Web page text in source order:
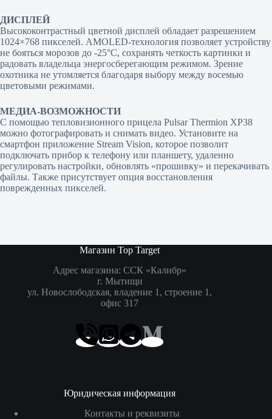
ДИСПЛЕЙ
Высококонтрастный цветной дисплей обладает разрешением
1024×768 пикселей. AMOLED-технология позволяет устройству
не бояться морозов до -25°C, сохранять четкость картинки и
радовать владельца энергосберегающим режимом. Зрение
охотника не утомляется благодаря выбору между восемью
цветовыми режимами.
МЕДИА-ВОЗМОЖНОСТИ
С помощью тепловизионного прицела Pulsar Thermion XP38
можно фотографировать и снимать видео. Установите на
смартфон приложение Stream Vision, которое позволит
подключать прибор к телефону или планшету, удаленно
регулировать настройки, обновлять «прошивку» и перекачивать
файлы. Также присутствует опция восстановления
поврежденных пикселей.
Магазин Top Target
Адрес магазина: ССК «Калибр»
г. Мытищи
ул. Новослободская, владение 1, строение 1,
офис 317
Юридическая информация
Контакты и реквизиты